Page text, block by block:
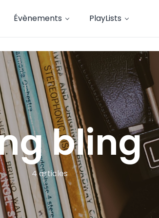
Évènements PlayLists
bling
4 articles